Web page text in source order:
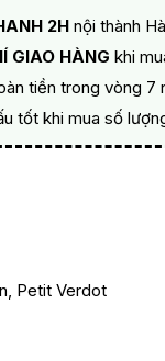
2H nội thành
GIAO HÀNG khi
tiền trong vòng 7
tốt khi mua số
Petit Verdot